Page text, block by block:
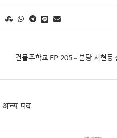
건물주학교 EP 205 – 분당 서현동
पद